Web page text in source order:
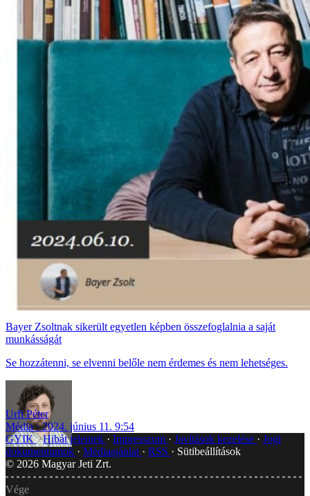
Bayer Zsoltnak sikerült egyetlen képben összefoglalnia a saját
munkásságát
Se hozzátenni, se elvenni belőle nem érdemes és nem lehetséges.
Urfi Péter
Média
2024. június 11. 9:54
GYIK Hibát jelentek Impresszum Javítások kezelése
Jogi
dokumentumok
Médiaajánlat RSS
Sütibeállítások
© 2026 Magyar Jeti Zrt.
Vége